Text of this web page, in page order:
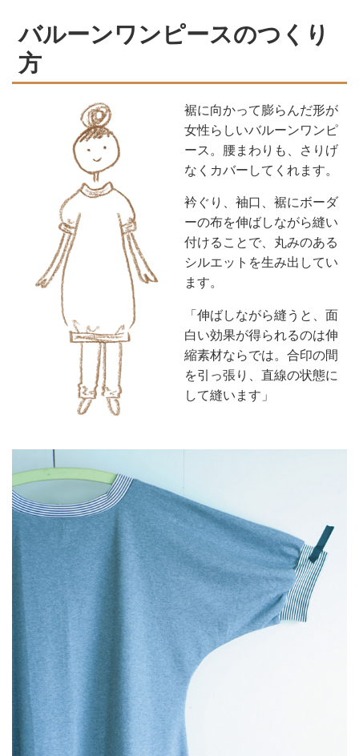
バルーンワンピースのつくり
方
裾に向かって膨らんだ形が
女性らしいバルーンワンピ
ース。腰まわりも、さりげ
なくカバーしてくれます。
衿ぐり、袖口、裾にボーダ
ーの布を伸ばしながら縫い
付けることで、丸みのある
シルエットを生み出してい
ます。
「伸ばしながら縫うと、面
白い効果が得られるのは伸
縮素材ならでは。合印の間
を引っ張り、直線の状態に
して縫います」